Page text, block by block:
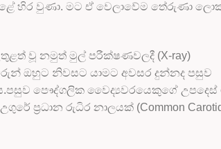
හිර වුණා. මට ඒ වෙලාවේම තේරුණා
වූ නමුත් මුල් පරීක්ෂණවලදී (X-ray)
ඔහුට නිවසට යාමට අවසර දුන්නද පසුව
පෞද්ගලික වෛද්‍යවරයෙකුගේ උපදෙස්
ප්‍රධාන රුධිර නාලයක් (Common